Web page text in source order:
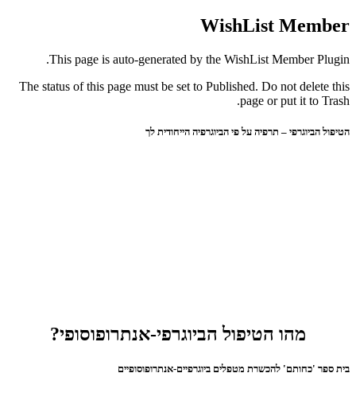
WishList Member
This page is auto-generated by the WishList Member Plugin.
The status of this page must be set to Published. Do not delete this
page or put it to Trash.
הטיפול הביוגרפי – תרפיה על פי הביוגרפיה הייחודית לך
מהו הטיפול הביוגרפי-אנתרופוסופי?
בית ספר 'כחותם' להכשרת מטפלים ביוגרפיים-אנתרופוסופיים